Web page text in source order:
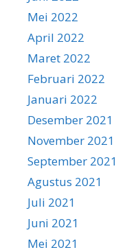
Mei 2022
April 2022
Maret 2022
Februari 2022
Januari 2022
Desember 2021
November 2021
September 2021
Agustus 2021
Juli 2021
Juni 2021
Mei 2021